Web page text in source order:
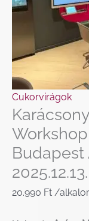
Cukorvirágok
Workshop
Budapest
2025.12.13.
20.990 Ft /